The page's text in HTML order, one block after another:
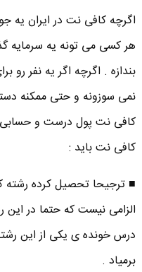
اگرچه کافی نت در ایران یه
هر کسی می تونه یه سرمایه
بندازه . اگرچه اگر یه نفر
نمی سوزونه و حتی ممکنه
کافی نت پول درست و حسابی
کافی نت باید :
الزامی نیست که حتما در این
درس خونده ی یکی از این
برمیاد .